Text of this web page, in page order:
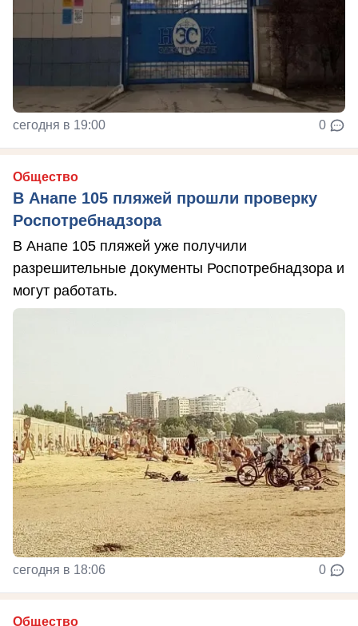
сегодня в 19:00 0
Общество
В Анапе 105 пляжей прошли проверку
Роспотребнадзора
В Анапе 105 пляжей уже получили
разрешительные документы Роспотребнадзора и
могут работать.
сегодня в 18:06 0
Общество